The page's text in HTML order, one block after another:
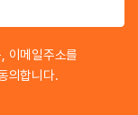
이메일주소를
의합니다.